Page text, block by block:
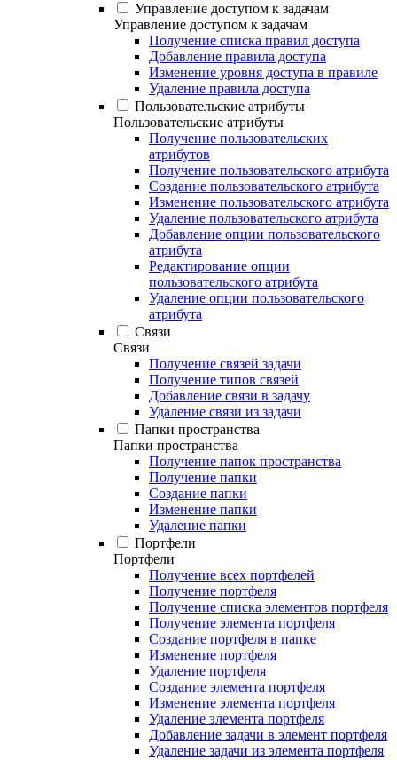
Управление доступом к задачам
Управление доступом к задачам
Получение списка правил доступа
Добавление правила доступа
Изменение уровня доступа в правиле
Удаление правила доступа
Пользовательские атрибуты
Пользовательские атрибуты
Получение пользовательских
атрибутов
Получение пользовательского атрибута
Создание пользовательского атрибута
Изменение пользовательского атрибута
Удаление пользовательского атрибута
Добавление опции пользовательского
атрибута
Редактирование опции
пользовательского атрибута
Удаление опции пользовательского
атрибута
Связи
Связи
Получение связей задачи
Получение типов связей
Добавление связи в задачу
Удаление связи из задачи
Папки пространства
Папки пространства
Получение папок пространства
Получение папки
Создание папки
Изменение папки
Удаление папки
Портфели
Портфели
Получение всех портфелей
Получение портфеля
Получение списка элементов портфеля
Получение элемента портфеля
Создание портфеля в папке
Изменение портфеля
Удаление портфеля
Создание элемента портфеля
Изменение элемента портфеля
Удаление элемента портфеля
Добавление задачи в элемент портфеля
Удаление задачи из элемента портфеля